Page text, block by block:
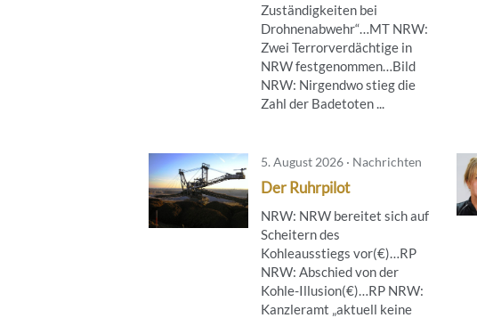
Zuständigkeiten bei
Drohnenabwehr“…MT NRW:
Zwei Terrorverdächtige in
NRW festgenommen…Bild
NRW: Nirgendwo stieg die
Zahl der Badetoten ...
5. August 2026 · Nachrichten
Der Ruhrpilot
NRW: NRW bereitet sich auf
Scheitern des
Kohleausstiegs vor(€)…RP
NRW: Abschied von der
Kohle-Illusion(€)…RP NRW:
Kanzleramt „aktuell keine